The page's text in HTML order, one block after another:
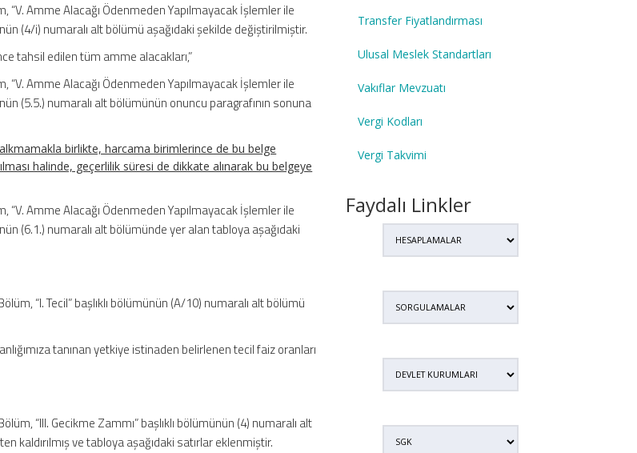
“V. Amme Alacağı Ödenmeden Yapılmayacak İşlemler ile
(4/i) numaralı alt bölümü aşağıdaki şekilde değiştirilmiştir.
tahsil edilen tüm amme alacakları,”
“V. Amme Alacağı Ödenmeden Yapılmayacak İşlemler ile
(5.5.) numaralı alt bölümünün onuncu paragrafının sonuna
birlikte, harcama birimlerince de bu belge
halinde, geçerlilik süresi de dikkate alınarak bu belgeye
“V. Amme Alacağı Ödenmeden Yapılmayacak İşlemler ile
(6.1.) numaralı alt bölümünde yer alan tabloya aşağıdaki
“I. Tecil” başlıklı bölümünün (A/10) numaralı alt bölümü
tanınan yetkiye istinaden belirlenen tecil faiz oranları
“III. Gecikme Zammı” başlıklı bölümünün (4) numaralı alt
kaldırılmış ve tabloya aşağıdaki satırlar eklenmiştir.
Transfer Fiyatlandırması
Ulusal Meslek Standartları
Vakıflar Mevzuatı
Vergi Kodları
Vergi Takvimi
Faydalı Linkler